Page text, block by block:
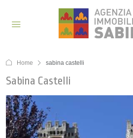
Home sabina castelli
Sabina Castelli